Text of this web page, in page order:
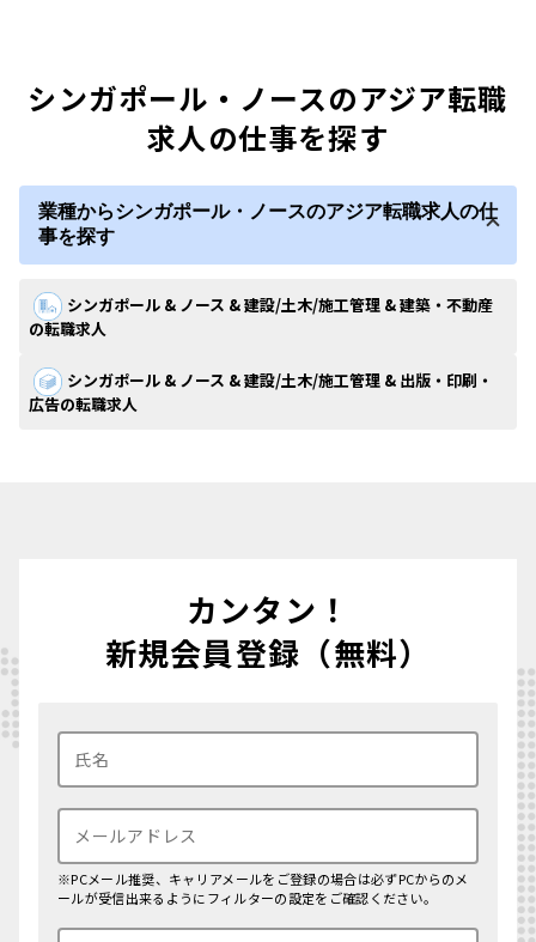
シンガポール・ノースのアジア転職
求人の仕事を探す
業種からシンガポール・ノースのアジア転職求人の仕
事を探す
シンガポール & ノース & 建設/土木/施工管理 & 建築・不動産
の転職求人
シンガポール & ノース & 建設/土木/施工管理 & 出版・印刷・
広告の転職求人
カンタン！
新規会員登録（無料）
※PCメール推奨、キャリアメールをご登録の場合は必ずPCからのメ
ールが受信出来るようにフィルターの設定をご確認ください。